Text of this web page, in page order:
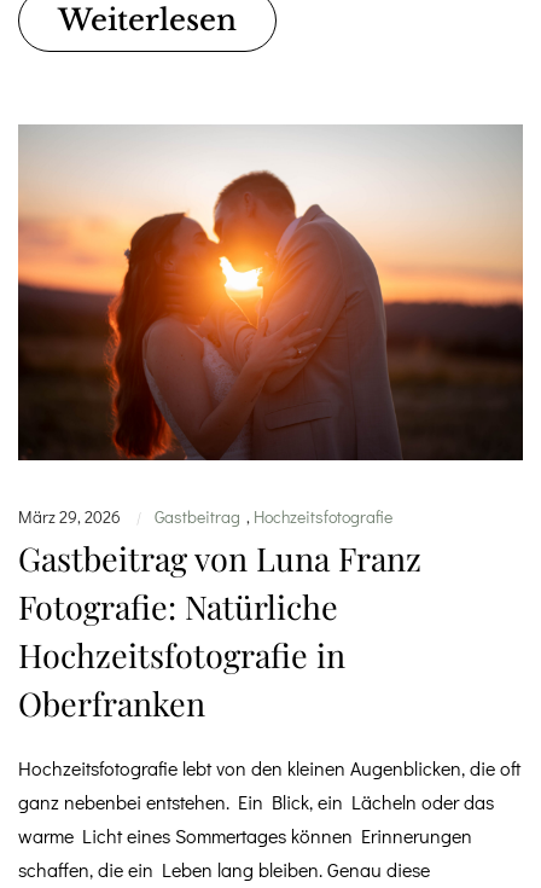
Weiterlesen
März 29, 2026 | Gastbeitrag , Hochzeitsfotografie
Gastbeitrag von Luna Franz
Fotografie: Natürliche
Hochzeitsfotografie in
Oberfranken
Hochzeitsfotografie lebt von den kleinen Augenblicken, die oft
ganz nebenbei entstehen. Ein Blick, ein Lächeln oder das
warme Licht eines Sommertages können Erinnerungen
schaffen, die ein Leben lang bleiben. Genau diese